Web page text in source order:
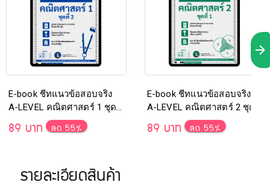
E-book ชีทแนวข้อสอบจริง
A-LEVEL คณิตศาสตร์ 1 ชุดที่
89 บาท ลด 55%
E-book ชีทแนวข้อสอบจริง
A-LEVEL คณิตศาสตร์ 2 ชุดที่
89 บาท ลด 55%
รายละเอียดสินค้า